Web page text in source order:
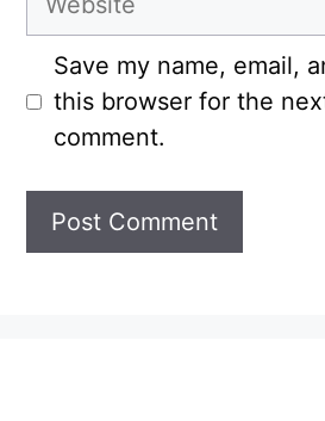
Save my name, email,
this browser for the
comment.